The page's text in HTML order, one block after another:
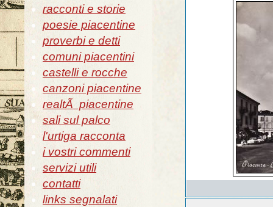
racconti e storie
poesie piacentine
proverbi e detti
comuni piacentini
castelli e rocche
canzoni piacentine
realtÃ piacentine
sali sul palco
l'urtiga racconta
i vostri commenti
servizi utili
contatti
links segnalati